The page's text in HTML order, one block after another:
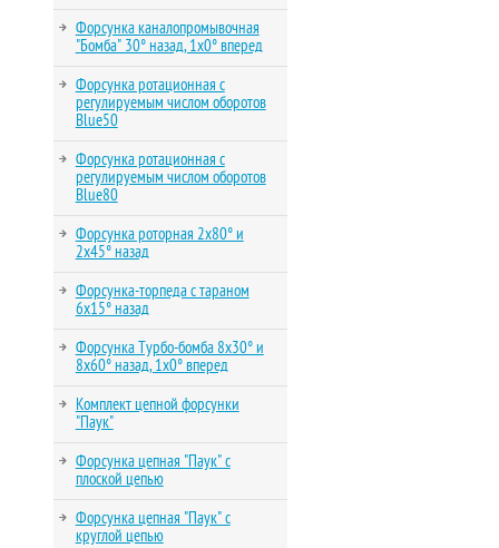
Форсунка каналопромывочная
"Бомба" 30° назад, 1х0° вперед
Форсунка ротационная с
регулируемым числом оборотов
Blue50
Форсунка ротационная с
регулируемым числом оборотов
Blue80
Форсунка роторная 2х80° и
2х45° назад
Форсунка-торпеда с тараном
6х15° назад
Форсунка Турбо-бомба 8х30° и
8х60° назад, 1х0° вперед
Комплект цепной форсунки
"Паук"
Форсунка цепная "Паук" с
плоской цепью
Форсунка цепная "Паук" с
круглой цепью